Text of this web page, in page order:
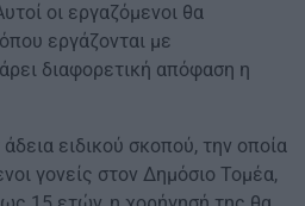
οι εργαζόμενοι θα
εργάζονται με
διαφορετική απόφαση η
ειδικού σκοπού, την οποία
γονείς στον Δημόσιο Τομέα,